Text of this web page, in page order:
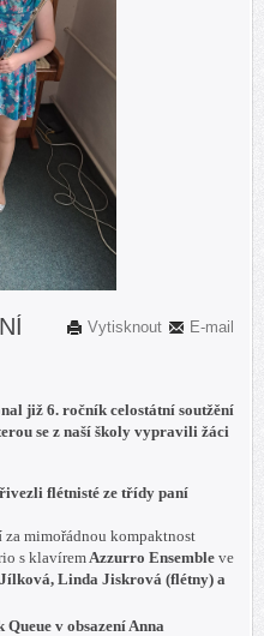
E-mail
Vytisknout
již 6. ročník celostátní soutžění
se z naší školy vypravili žáci
flétnisté ze třídy paní
za mimořádnou kompaktnost
s klavírem Azzurro Ensemble ve
Linda Jiskrová (flétny) a
Queue v obsazení Anna